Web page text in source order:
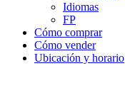
Idiomas
FP
Cómo comprar
Cómo vender
Ubicación y horario